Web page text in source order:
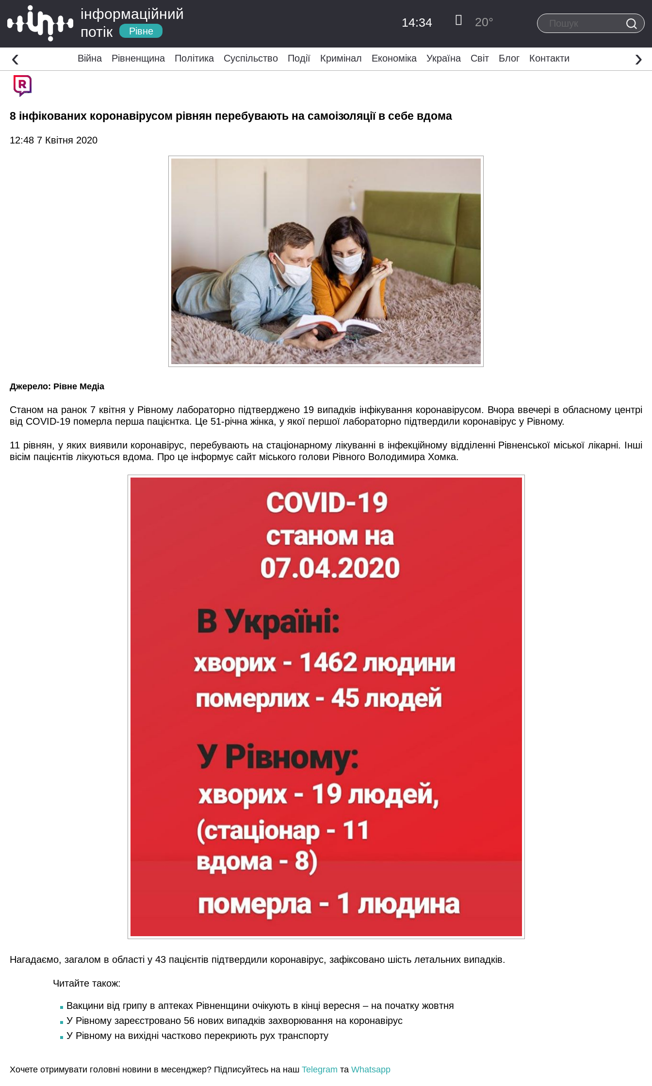
інформаційний
потік
Рівне
14:34 20°
Війна Рівненщина Політика Суспільство Події Кримінал Економіка Україна Світ Блог Контакти
‹ ›
8 інфікованих коронавірусом рівнян перебувають на самоізоляції в себе вдома
12:48 7 Квітня 2020
Джерело: Рівне Медіа
Станом на ранок 7 квітня у Рівному лабораторно підтверджено 19 випадків інфікування коронавірусом. Вчора ввечері в обласному центрі
від COVID-19 померла перша пацієнтка. Це 51-річна жінка, у якої першої лабораторно підтвердили коронавірус у Рівному.
11 рівнян, у яких виявили коронавірус, перебувають на стаціонарному лікуванні в інфекційному відділенні Рівненської міської лікарні. Інші
вісім пацієнтів лікуються вдома. Про це інформує сайт міського голови Рівного Володимира Хомка.
Нагадаємо, загалом в області у 43 пацієнтів підтвердили коронавірус, зафіксовано шість летальних випадків.
Читайте також:
Вакцини від грипу в аптеках Рівненщини очікують в кінці вересня – на початку жовтня
У Рівному зареєстровано 56 нових випадків захворювання на коронавірус
У Рівному на вихідні частково перекриють рух транспорту
Хочете отримувати головні новини в месенджер? Підписуйтесь на наш Telegram та Whatsapp